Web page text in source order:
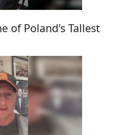
of Poland's Tallest